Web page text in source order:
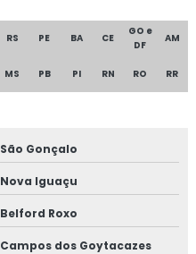
RS PE BA CE
GO e
DF
AM
MS PB PI RN RO RR
São Gonçalo
Nova Iguaçu
Belford Roxo
Campos dos Goytacazes